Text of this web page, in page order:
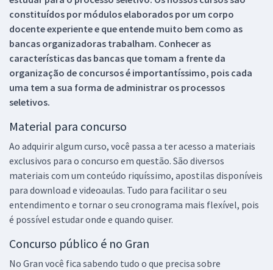
constituídos por módulos elaborados por um corpo
docente experiente e que entende muito bem como as
bancas organizadoras trabalham. Conhecer as
características das bancas que tomam a frente da
organização de concursos é importantíssimo, pois cada
uma tem a sua forma de administrar os processos
seletivos.
Material para concurso
Ao adquirir algum curso, você passa a ter acesso a materiais
exclusivos para o concurso em questão. São diversos
materiais com um conteúdo riquíssimo, apostilas disponíveis
para download e videoaulas. Tudo para facilitar o seu
entendimento e tornar o seu cronograma mais flexível, pois
é possível estudar onde e quando quiser.
Concurso público é no Gran
No Gran você fica sabendo tudo o que precisa sobre